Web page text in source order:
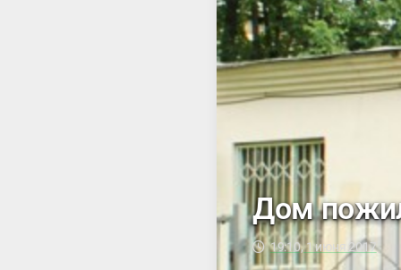
Дом
19:10, 1 июня 2017